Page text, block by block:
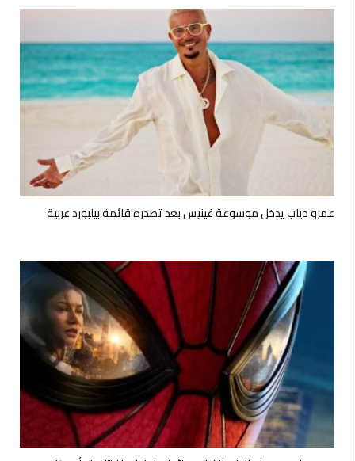
عمرو دياب يدخل موسوعة غينيس بعد تصدره قائمة بيلبورد عربية